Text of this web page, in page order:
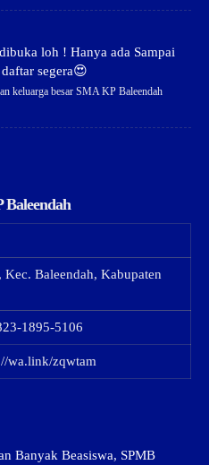
loh ! Hanya ada Sampai
segera😍
keluarga besar SMA KP Baleendah
Baleendah
Baleendah, Kabupaten
1895-5106
wa.link/zqwtam
Banyak Beasiswa, SPMB